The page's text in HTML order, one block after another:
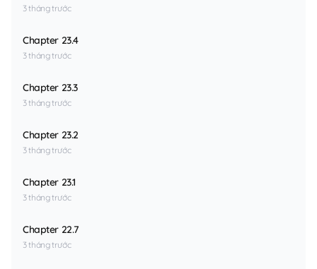
3 tháng trước
Chapter 23.4
3 tháng trước
Chapter 23.3
3 tháng trước
Chapter 23.2
3 tháng trước
Chapter 23.1
3 tháng trước
Chapter 22.7
3 tháng trước